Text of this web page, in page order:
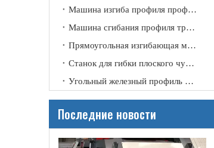
Машина изгиба профиля профиля канала
Машина сгибания профиля трубки
Прямоугольная изгибающая машина
Станок для гибки плоского чугунного профиля
Угольный железный профиль изгиб
Последние новости
Почему нам нужна прокатная машина?